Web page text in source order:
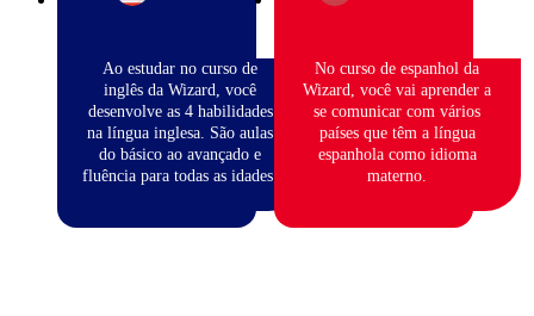
Ao estudar no curso de
inglês da Wizard, você
desenvolve as 4 habilidades
na língua inglesa. São aulas
do básico ao avançado e
fluência para todas as idades.
No curso de espanhol da
Wizard, você vai aprender a
se comunicar com vários
países que têm a língua
espanhola como idioma
materno.